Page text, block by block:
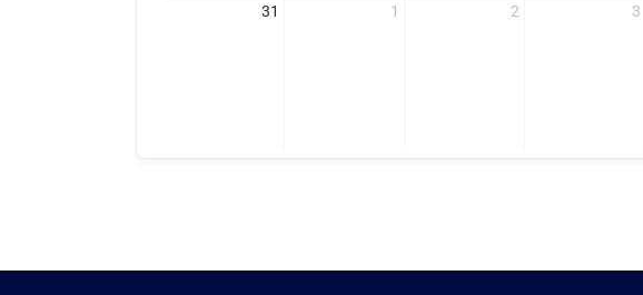
31 1 2 3